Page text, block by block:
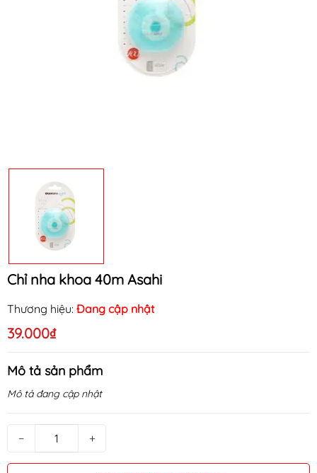
Chỉ nha khoa 40m Asahi
Thương hiệu: Đang cập nhật
39.000₫
Mô tả sản phẩm
Mô tả đang cập nhật
− +